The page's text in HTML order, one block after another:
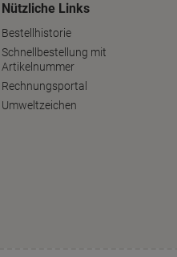
Nützliche Links
Bestellhistorie
Schnellbestellung mit
Artikelnummer
Rechnungsportal
Umweltzeichen